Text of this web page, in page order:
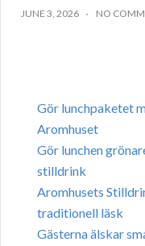
JUNE 3, 2026 NO
Gör lunchpaketet
Aromhuset
Gör lunchen
stilldrink
Aromhusets
traditionell läsk
Gästerna älskar